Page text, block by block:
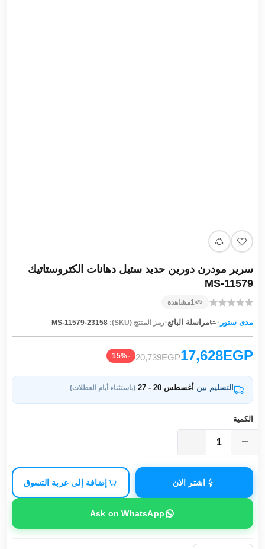
سرير مودرن دورين حديد ستيل دهانات الكتروستاتيك
MS-11579
1مشاهدة
مدى ستور · مراسلة البائع·رمز المنتج (SKU): MS-11579-23158
17,628EGP
20,739EGP
-15%
التسليم بين أغسطس 20 - 27 (باستثناء أيام العطلات)
الكمية
اشتر الان إضافة إلى عربة التسوق
Ask on WhatsApp